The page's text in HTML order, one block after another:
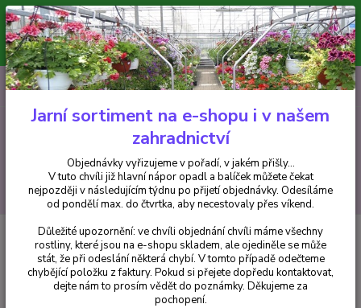
Minimální hodnota pro odeslání z e-shopu je 300 Kč.
V tuto chvíli již hlavní nápor objednávek opadl a balíček můžete čekat
nejpozději v následujícím týdnu po přijetí objednávky. Objednávky
vyřizujeme v pořadí, v jakém přišly...
CZK
Hledat
+420 602 223 614 0ks
za0 Kč
Trvalky Boubelka bílá (Platycodon Grandiflorus)
Boubelka bílá (Platycodon
Grandiflorus)
Jarní sortiment na e-shopu i v našem
zahradnictví
Objednávky vyřizujeme v pořadí, v jakém přišly...
V tuto chvíli již hlavní nápor opadl a balíček můžete čekat
nejpozději v následujícím týdnu po přijetí objednávky. Odesíláme
od pondělí max. do čtvrtka, aby necestovaly přes víkend.
Důležité upozornění: ve chvíli objednání chvíli máme všechny
rostliny, které jsou na e-shopu skladem, ale ojediněle se může
stát, že při odeslání některá chybí. V tomto případě odečteme
chybějící položku z faktury. Pokud si přejete dopředu kontaktovat,
dejte nám to prosím vědět do poznámky. Děkujeme za
pochopení.